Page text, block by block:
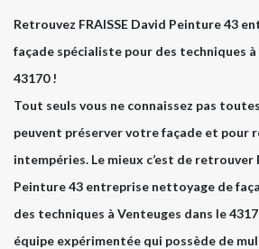
Retrouvez FRAISSE David Peinture 43
façade spécialiste pour des techniques
43170 !
Tout seuls vous ne connaissez pas
peuvent préserver votre façade et pour
intempéries. Le mieux c’est de retrouver
Peinture 43 entreprise nettoyage de
des techniques à Venteuges dans le
équipe expérimentée qui possède de